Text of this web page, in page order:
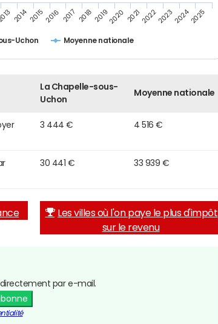
Uchon Moyenne nationale
201420152016 2017 201820192020 20212022202320242025
La Chapelle-sous-
Uchon
Moyenne nationale
3 444 € 4 516 €
30 441 € 33 939 €
Les villes où l'on paye le plus d'impôt
sur le revenu
directement par e-mail.